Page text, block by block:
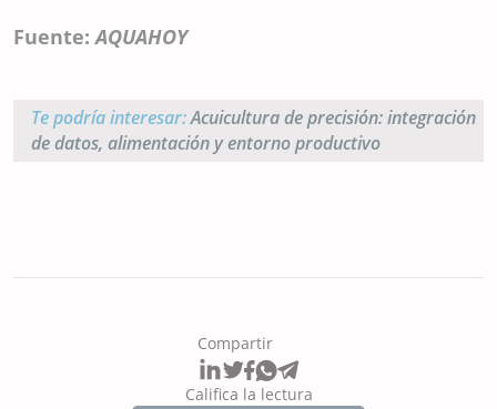
Fuente:AQUAHOY
Te podría interesar:Acuicultura de precisión: integración
de datos, alimentación y entorno productivo
Compartir
Califica la lectura